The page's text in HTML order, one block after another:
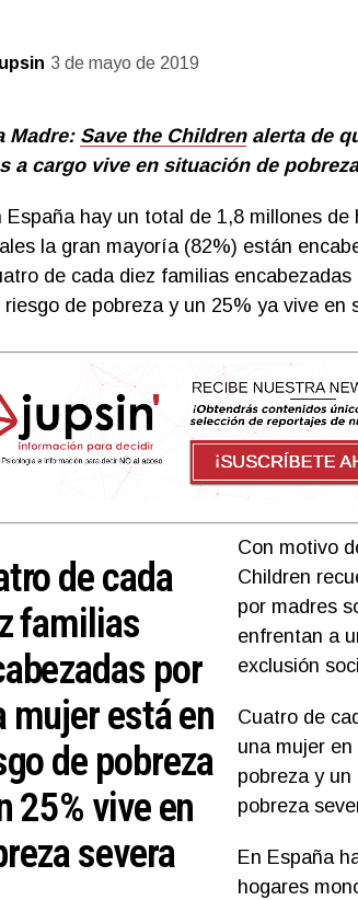
3 de mayo de 2019
Madre: Save the Childrenalerta de
a cargo vive en situación de
España hay un total de 1,8 millones
la gran mayoría (82%) están
de cada diez familias
riesgo de pobreza y un 25% ya vive en
de cada
familias
por
mujer está en
de pobreza
25% vive en
severa
Con motivo
Children
por madres
enfrentan a
exclusión
Cuatro de
una mujer
pobreza y
pobreza
En España
hogares